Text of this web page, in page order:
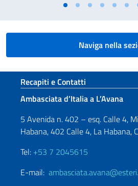
Naviga nella
Sezione footer
Recapiti e Contatti
Ambasciata d’Italia a L’Avana
5 Avenida n. 402 – esq. Calle 4,
Habana, 402 Calle 4, La Habana,
Tel: +53 7 2045615
E-mail: